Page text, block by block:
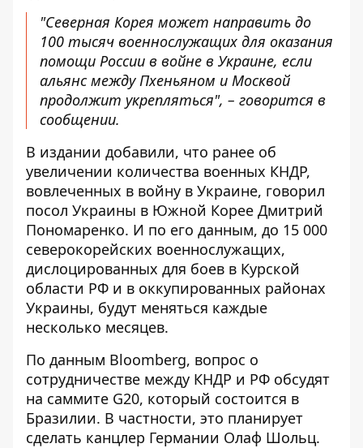
"Северная Корея может направить до
100 тысяч военнослужащих для оказания
помощи России в войне в Украине, если
альянс между Пхеньяном и Москвой
продолжит укрепляться", – говорится в
сообщении.
В издании добавили, что ранее об
увеличении количества военных КНДР,
вовлеченных в войну в Украине, говорил
посол Украины в Южной Корее Дмитрий
Пономаренко. И по его данным, до 15 000
северокорейских военнослужащих,
дислоцированных для боев в Курской
области РФ и в оккупированных районах
Украины, будут меняться каждые
несколько месяцев.
По данным Bloomberg, вопрос о
сотрудничестве между КНДР и РФ обсудят
на саммите G20, который состоится в
Бразилии. В частности, это планирует
сделать канцлер Германии Олаф Шольц.